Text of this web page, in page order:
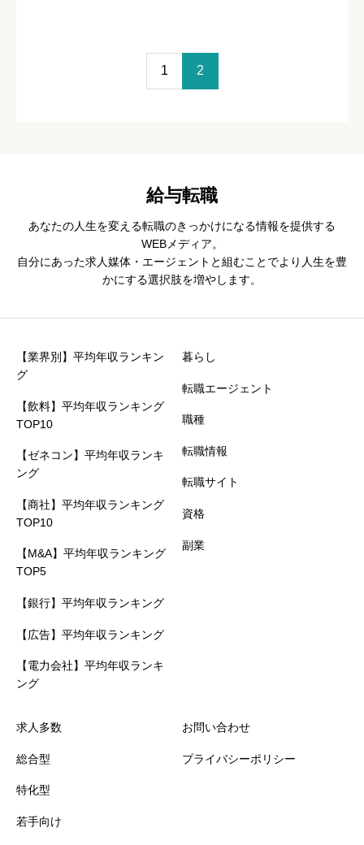
1 2
給与転職
あなたの人生を変える転職のきっかけになる情報を提供する
WEBメディア。
自分にあった求人媒体・エージェントと組むことでより人生を豊
かにする選択肢を増やします。
【業界別】平均年収ランキン
グ
【飲料】平均年収ランキング
TOP10
【ゼネコン】平均年収ランキ
ング
【商社】平均年収ランキング
TOP10
【M&A】平均年収ランキング
TOP5
【銀行】平均年収ランキング
【広告】平均年収ランキング
【電力会社】平均年収ランキ
ング
暮らし
転職エージェント
職種
転職情報
転職サイト
資格
副業
求人多数
総合型
特化型
若手向け
お問い合わせ
プライバシーポリシー